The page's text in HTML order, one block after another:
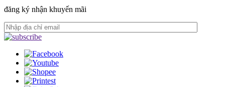
đăng ký nhận khuyến mãi